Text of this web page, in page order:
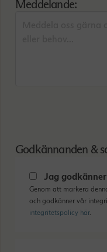
Meddelande:
Godkännanden &
Jag
Genom att markera
och godkänner vår
integritetspolicy här.